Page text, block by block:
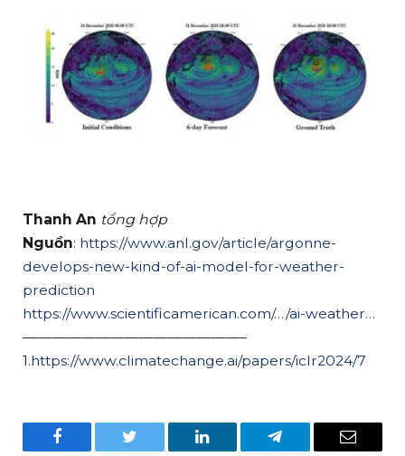
Thanh An tổng hợp
Nguồn: https://www.anl.gov/article/argonne-
develops-new-kind-of-ai-model-for-weather-
prediction
https://www.scientificamerican.com/…/ai-weather…
———————————————–
1.https://www.climatechange.ai/papers/iclr2024/7
Facebook Twitter LinkedIn Telegram Email